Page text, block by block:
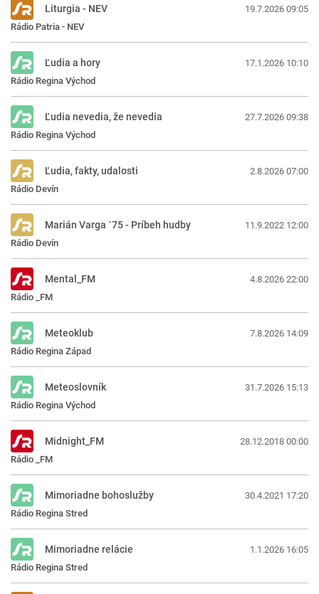
Rádio Patria - NEV
Liturgia - NEV 19.7.2026 09:05
Rádio Regina Východ
Ľudia a hory 17.1.2026 10:10
Rádio Regina Východ
Ľudia nevedia, že nevedia 27.7.2026 09:38
Rádio Devín
Ľudia, fakty, udalosti 2.8.2026 07:00
Rádio Devín
Marián Varga ´75 - Príbeh hudby 11.9.2022 12:00
Rádio _FM
Mental_FM 4.8.2026 22:00
Rádio Regina Západ
Meteoklub 7.8.2026 14:09
Rádio Regina Východ
Meteoslovník 31.7.2026 15:13
Rádio _FM
Midnight_FM 28.12.2018 00:00
Rádio Regina Stred
Mimoriadne bohoslužby 30.4.2021 17:20
Rádio Regina Stred
Mimoriadne relácie 1.1.2026 16:05